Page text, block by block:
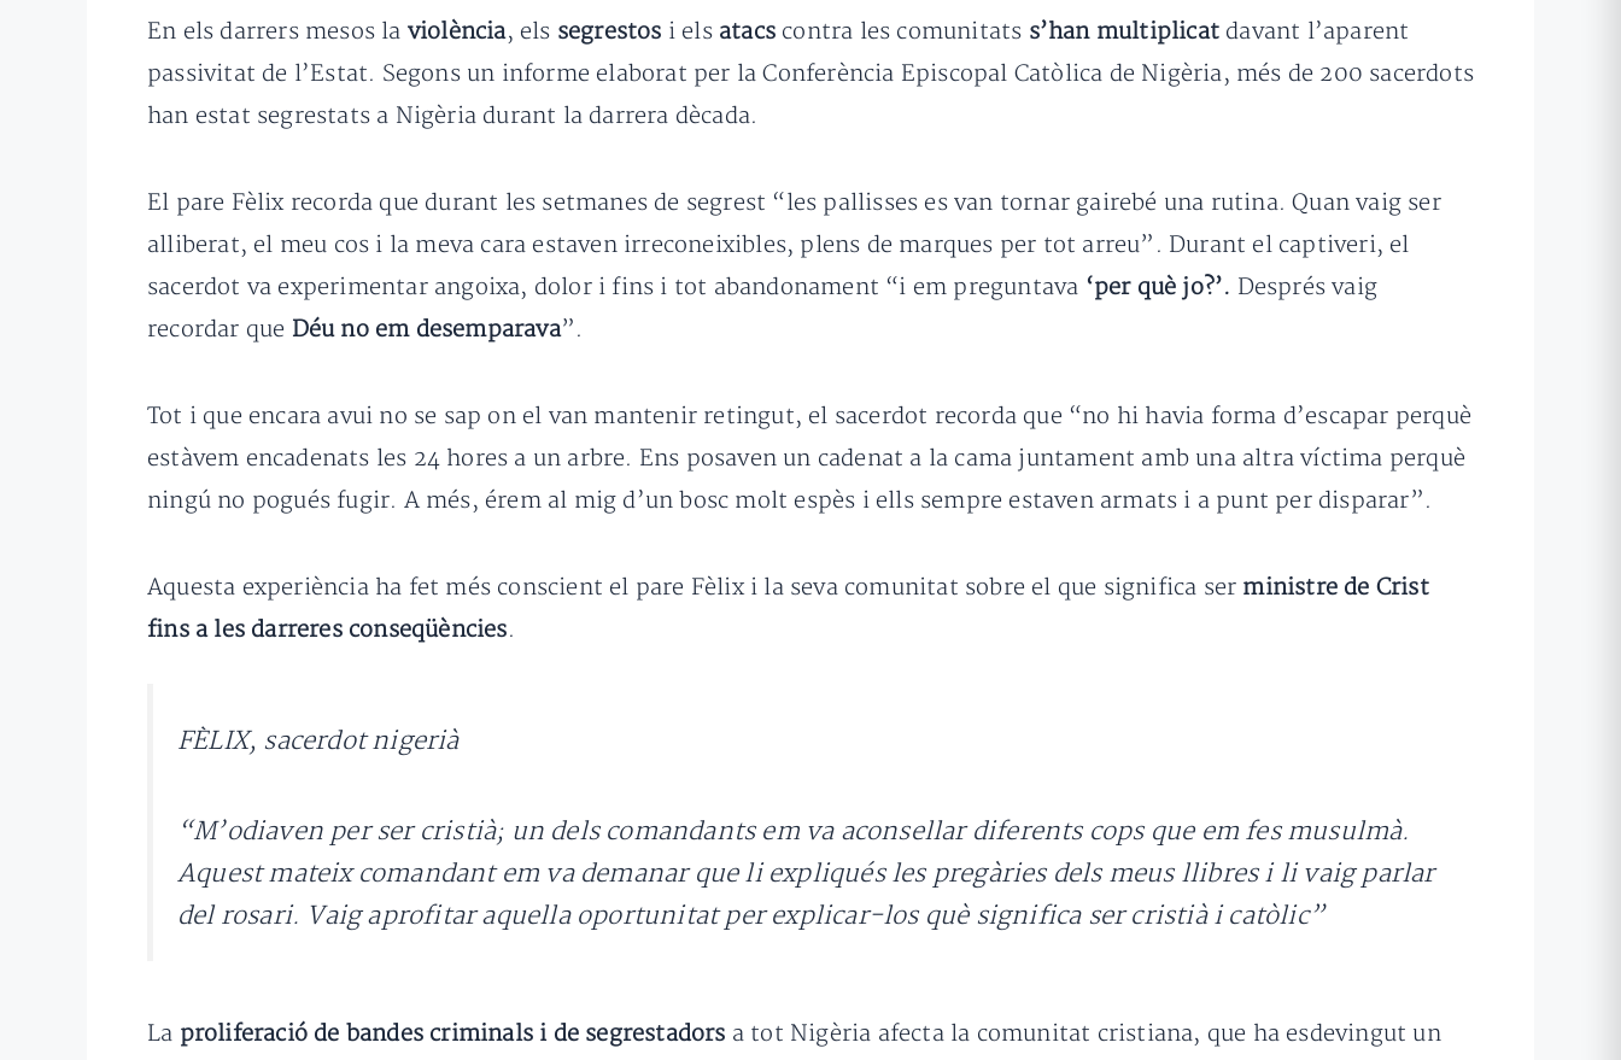
En els darrers mesos la violència, els segrestos i els atacs contra les comunitats s’han multiplicat davant l’aparent
passivitat de l’Estat. Segons un informe elaborat per la Conferència Episcopal Catòlica de Nigèria, més de 200 sacerdots
han estat segrestats a Nigèria durant la darrera dècada.
El pare Fèlix recorda que durant les setmanes de segrest “les pallisses es van tornar gairebé una rutina. Quan vaig ser
alliberat, el meu cos i la meva cara estaven irreconeixibles, plens de marques per tot arreu”. Durant el captiveri, el
sacerdot va experimentar angoixa, dolor i fins i tot abandonament “i em preguntava ‘per què jo?’. Després vaig
recordar que Déu no em desemparava”.
Tot i que encara avui no se sap on el van mantenir retingut, el sacerdot recorda que “no hi havia forma d’escapar perquè
estàvem encadenats les 24 hores a un arbre. Ens posaven un cadenat a la cama juntament amb una altra víctima perquè
ningú no pogués fugir. A més, érem al mig d’un bosc molt espès i ells sempre estaven armats i a punt per disparar”.
Aquesta experiència ha fet més conscient el pare Fèlix i la seva comunitat sobre el que significa ser ministre de Crist
fins a les darreres conseqüències.
FÈLIX, sacerdot nigerià
“M’odiaven per ser cristià; un dels comandants em va aconsellar diferents cops que em fes musulmà.
Aquest mateix comandant em va demanar que li expliqués les pregàries dels meus llibres i li vaig parlar
del rosari. Vaig aprofitar aquella oportunitat per explicar-los què significa ser cristià i catòlic”
La proliferació de bandes criminals i de segrestadors a tot Nigèria afecta la comunitat cristiana, que ha esdevingut un